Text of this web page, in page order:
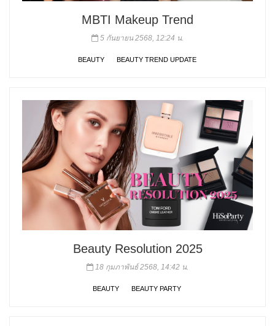
MBTI Makeup Trend
5 กันยายน 2568, 12:24 น.
BEAUTY BEAUTY TREND UPDATE
Beauty Resolution 2025
18 กุมภาพันธ์ 2568, 14:42 น.
BEAUTY BEAUTY PARTY